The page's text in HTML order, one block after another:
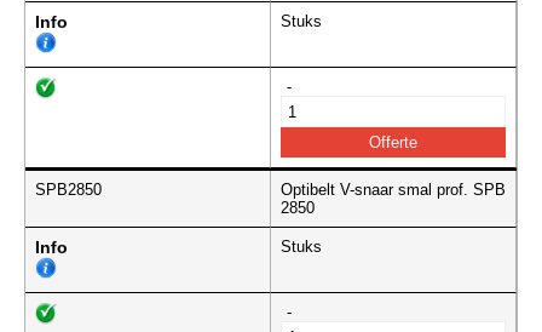
Info Stuks
-
SPB2850
Optibelt V-snaar smal prof. SPB
2850
Info Stuks
-